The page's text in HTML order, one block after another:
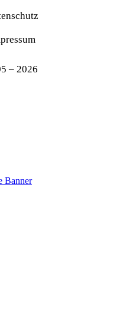
– 2026
Banner